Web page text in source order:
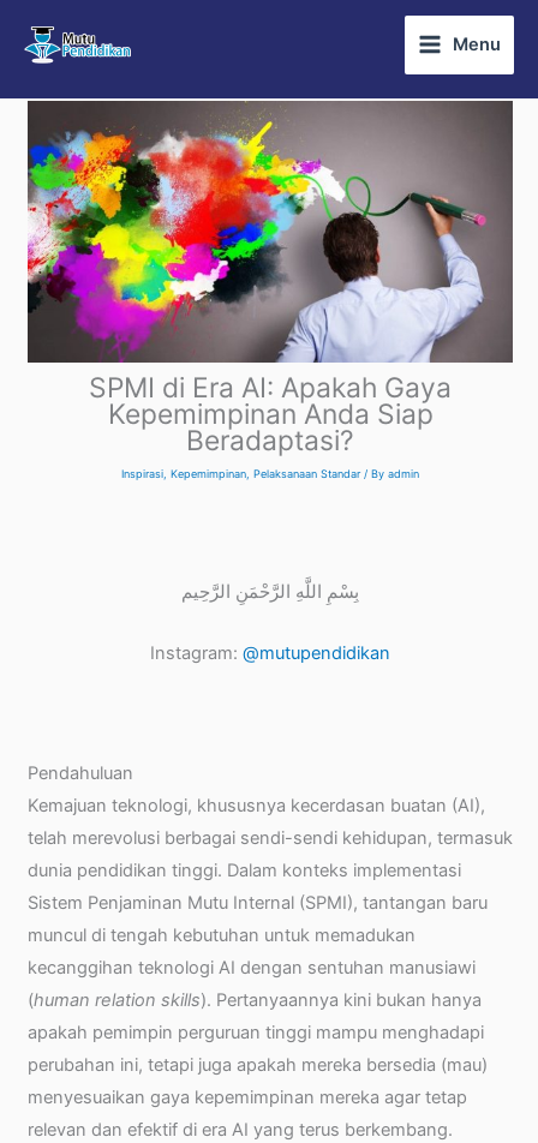
Menu
SPMI di Era AI: Apakah Gaya
Kepemimpinan Anda Siap
Beradaptasi?
Inspirasi Kepemimpinan Pelaksanaan Standar/ By admin
بِسْمِ اللَّهِ الرَّحْمَنِ الرَّحِيم
Instagram: @mutupendidikan
Pendahuluan
Kemajuan teknologi, khususnya kecerdasan buatan (AI),
telah merevolusi berbagai sendi-sendi kehidupan, termasuk
dunia pendidikan tinggi. Dalam konteks implementasi
Sistem Penjaminan Mutu Internal (SPMI), tantangan baru
muncul di tengah kebutuhan untuk memadukan
kecanggihan teknologi AI dengan sentuhan manusiawi
(human relation skills). Pertanyaannya kini bukan hanya
apakah pemimpin perguruan tinggi mampu menghadapi
perubahan ini, tetapi juga apakah mereka bersedia (mau)
menyesuaikan gaya kepemimpinan mereka agar tetap
relevan dan efektif di era AI yang terus berkembang.